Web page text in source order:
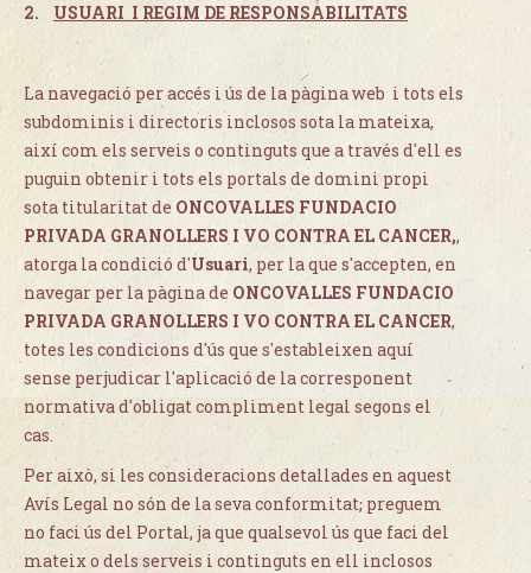
2. USUARI I REGIM DE RESPONSABILITATS
La navegació per accés i ús de la pàgina web i tots els
subdominis i directoris inclosos sota la mateixa,
així com els serveis o continguts que a través d'ell es
puguin obtenir i tots els portals de domini propi
sota titularitat de ONCOVALLES FUNDACIO
PRIVADA GRANOLLERS I VO CONTRA EL CANCER,,
atorga la condició d'Usuari, per la que s'accepten, en
navegar per la pàgina de ONCOVALLES FUNDACIO
PRIVADA GRANOLLERS I VO CONTRA EL CANCER,
totes les condicions d'ús que s'estableixen aquí
sense perjudicar l'aplicació de la corresponent
normativa d'obligat compliment legal segons el
cas.
Per això, si les consideracions detallades en aquest
Avís Legal no són de la seva conformitat, preguem
no faci ús del Portal, ja que qualsevol ús que faci del
mateix o dels serveis i continguts en ell inclosos